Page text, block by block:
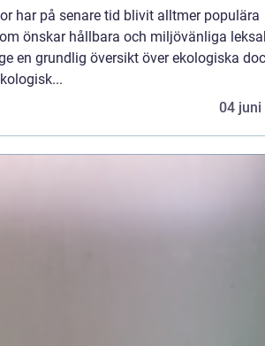
har på senare tid blivit alltmer populära
önskar hållbara och miljövänliga
en grundlig översikt över ekologiska
04 juni